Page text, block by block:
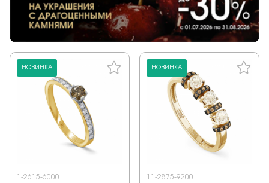
НОВИНКА
1-2615-6000
НОВИНКА
11-2875-9200